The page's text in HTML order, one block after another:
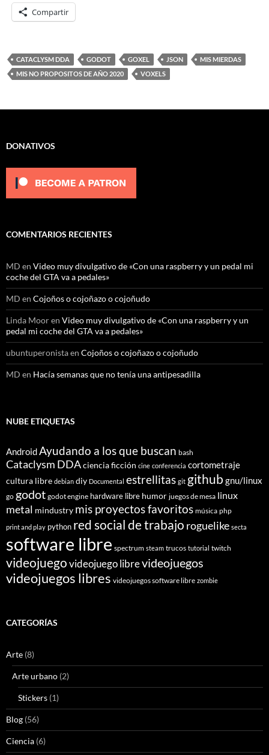
Compartir
CATACLYSM DDA GODOT GOXEL JSON
MIS MIERDAS
MIS NO PROPOSITOS DE AÑO 2020
VOXELS
DONATIVOS
COMENTARIOS RECIENTES
MD en Video muy divulgativo de «Con una raspberry y un pedal mi
coche del GTA va a pedales»
MD en Cojoños o cojoñazo o cojoñudo
Linda Mooren Video muy divulgativo de «Con una raspberry y un
pedal mi coche del GTA va a pedales»
ubuntuperonistaen Cojoños o cojoñazo o cojoñudo
MD en Hacía semanas que no tenía una antipesadilla
NUBE ETIQUETAS
AndroidAyudando a los que buscan bash
Cataclysm DDAciencia ficción cine conferencia cortometraje
cultura libre debian diy Documental estrellitas git github gnu/linux
go godot godot engine hardware libre humor juegos de mesa linux
metal mindustry mis proyectos favoritos música php
print and play python red social de trabajo roguelike secta
software libre spectrum steam trucos tutorial twitch
videojuegovideojuego librevideojuegos
videojuegos libres videojuegos software libre zombie
CATEGORÍAS
Arte (8)
Arte urbano (2)
Stickers (1)
Blog (56)
Ciencia (6)